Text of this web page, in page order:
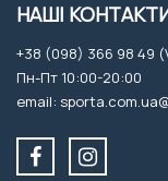
НАШІ
+38 (098) 366 98 49
Пн-Пт 10:00-20:00
email: